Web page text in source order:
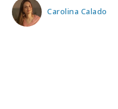
Carolina Calado